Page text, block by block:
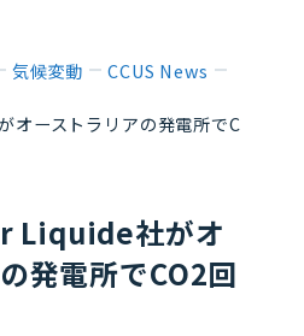
気候変動
CCUS News
ーストラリアの発電所でC
Liquide社がオ
発電所でCO2回